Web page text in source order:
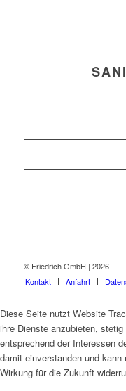
© Friedrich GmbH | 2026
Kontakt
Anfahrt
Diese Seite nutzt Website
ihre Dienste anzubieten,
entsprechend der Interessen
damit einverstanden und
Wirkung für die Zukunft